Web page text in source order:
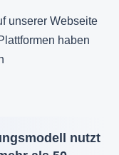
unserer Webseite
haben
nutzt